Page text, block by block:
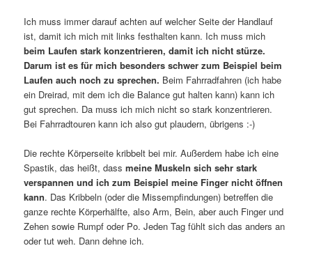
Ich muss immer darauf achten auf welcher Seite der Handlauf
ist, damit ich mich mit links festhalten kann. Ich muss mich
beim Laufen stark konzentrieren, damit ich nicht stürze.
Darum ist es für mich besonders schwer zum Beispiel beim
Laufen auch noch zu sprechen. Beim Fahrradfahren (ich habe
ein Dreirad, mit dem ich die Balance gut halten kann) kann ich
gut sprechen. Da muss ich mich nicht so stark konzentrieren.
Bei Fahrradtouren kann ich also gut plaudern, übrigens :-)
Die rechte Körperseite kribbelt bei mir. Außerdem habe ich eine
Spastik, das heißt, dassmeine Muskeln sich sehr stark
verspannen und ich zum Beispiel meine Finger nicht öffnen
kann. Das Kribbeln (oder die Missempfindungen) betreffen die
ganze rechte Körperhälfte, also Arm, Bein, aber auch Finger und
Zehen sowie Rumpf oder Po. Jeden Tag fühlt sich das anders an
oder tut weh. Dann dehne ich.